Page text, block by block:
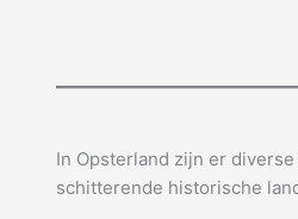
In Opsterland zijn er
schitterende historische